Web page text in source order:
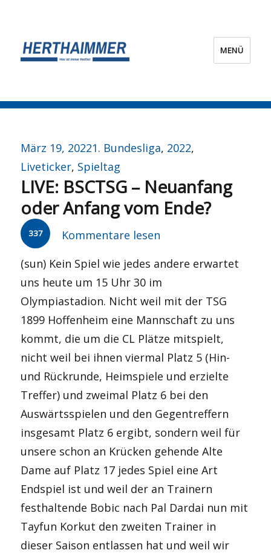
MENÜ
Veröffentlicht
am
März 19, 2022Kategorien
1. Bundesliga, 2022,
Liveticker, Spieltag
LIVE: BSCTSG – Neuanfang
oder Anfang vom Ende?
337
Kommentare lesen
(sun) Kein Spiel wie jedes andere erwartet
uns heute um 15 Uhr 30 im
Olympiastadion. Nicht weil mit der TSG
1899 Hoffenheim eine Mannschaft zu uns
kommt, die um die CL Plätze mitspielt,
nicht weil bei ihnen viermal Platz 5 (Hin-
und Rückrunde, Heimspiele und erzielte
Treffer) und zweimal Platz 6 bei den
Auswärtsspielen und den Gegentreffern
insgesamt Platz 6 ergibt, sondern weil für
unsere schon an Krücken gehende Alte
Dame auf Platz 17 jedes Spiel eine Art
Endspiel ist und weil der an Trainern
festhaltende Bobic nach Pal Dardai nun mit
Tayfun Korkut den zweiten Trainer in
dieser Saison entlassen hat und weil wir